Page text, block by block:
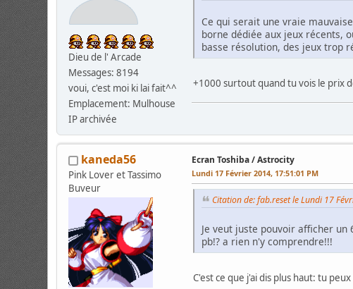
Dieu de l' Arcade
Messages: 8194
voui, c'est moi ki lai fait^^
Emplacement: Mulhouse
IP archivée
Ce qui serait une vraie
borne dédiée aux jeux récents,
basse résolution, des jeux trop
+1000 surtout quand tu vois le prix
kaneda56
Pink Lover et Tassimo
Buveur
Ecran Toshiba / Astrocity
Lundi 17 Février 2014, 17:51:01 PM
Citation de: fab.reset le Lundi 17
Je veut juste pouvoir afficher
pb!? a rien n'y comprendre!!!
C'est ce que j'ai dis plus haut: tu